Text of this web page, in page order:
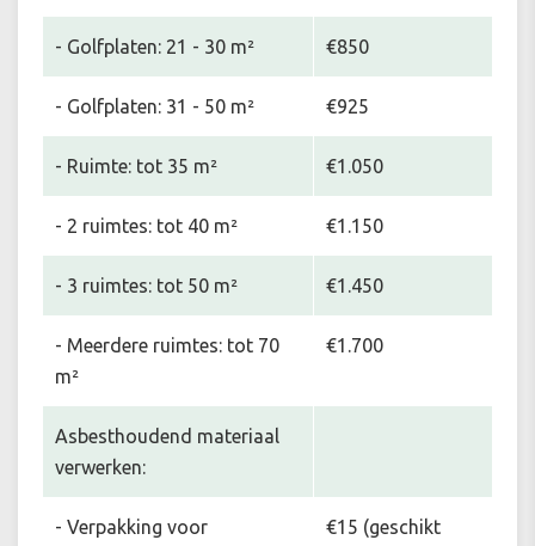
- Golfplaten: 21 - 30 m² €850
- Golfplaten: 31 - 50 m² €925
- Ruimte: tot 35 m² €1.050
- 2 ruimtes: tot 40 m² €1.150
- 3 ruimtes: tot 50 m² €1.450
- Meerdere ruimtes: tot 70
m²
€1.700
Asbesthoudend materiaal
verwerken:
- Verpakking voor
€15 (geschikt